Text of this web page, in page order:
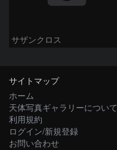
サザンクロス
サイトマップ
ホーム
天体写真ギャラリーについて
利用規約
ログイン/新規登録
お問い合わせ